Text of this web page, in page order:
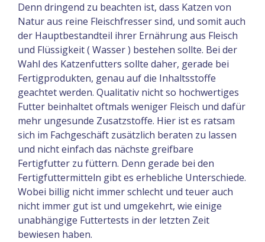
Denn dringend zu beachten ist, dass Katzen von
Natur aus reine Fleischfresser sind, und somit auch
der Hauptbestandteil ihrer Ernährung aus Fleisch
und Flüssigkeit ( Wasser ) bestehen sollte. Bei der
Wahl des Katzenfutters sollte daher, gerade bei
Fertigprodukten, genau auf die Inhaltsstoffe
geachtet werden. Qualitativ nicht so hochwertiges
Futter beinhaltet oftmals weniger Fleisch und dafür
mehr ungesunde Zusatzstoffe. Hier ist es ratsam
sich im Fachgeschäft zusätzlich beraten zu lassen
und nicht einfach das nächste greifbare
Fertigfutter zu füttern. Denn gerade bei den
Fertigfuttermitteln gibt es erhebliche Unterschiede.
Wobei billig nicht immer schlecht und teuer auch
nicht immer gut ist und umgekehrt, wie einige
unabhängige Futtertests in der letzten Zeit
bewiesen haben.